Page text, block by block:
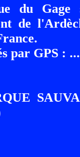
du Gage
de
par GPS :